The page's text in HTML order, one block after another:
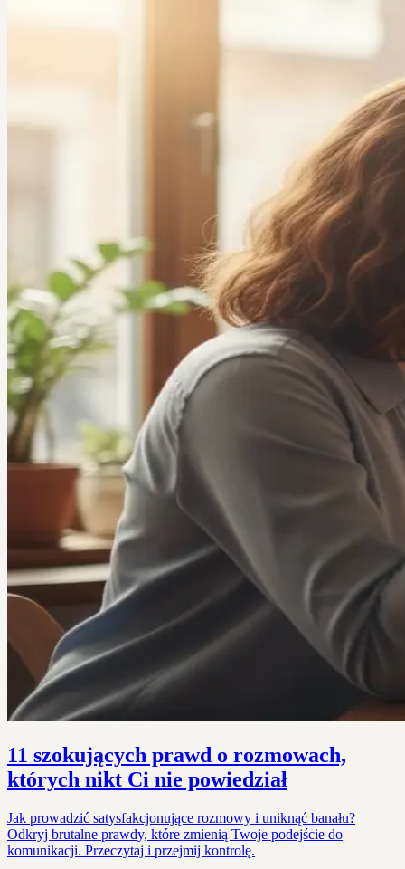
11 szokujących prawd o rozmowach,
których nikt Ci nie powiedział
Jak prowadzić satysfakcjonujące rozmowy i uniknąć banału?
Odkryj brutalne prawdy, które zmienią Twoje podejście do
komunikacji. Przeczytaj i przejmij kontrolę.